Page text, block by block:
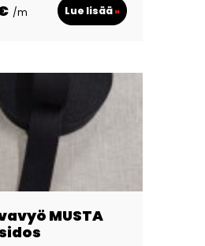
/m Lue lisää»
MUSTA